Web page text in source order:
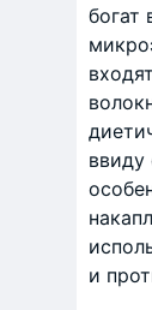
богат
ввиду
и